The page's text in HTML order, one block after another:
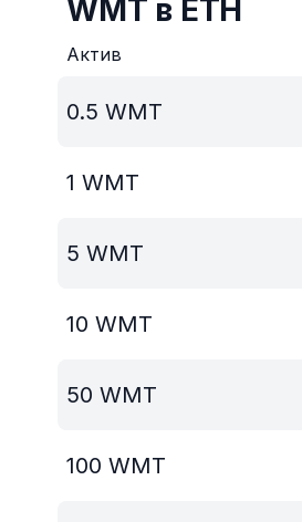
WMT в ETH
Актив
0.5 WMT
1 WMT
5 WMT
10 WMT
50 WMT
100 WMT